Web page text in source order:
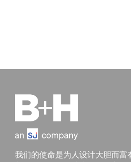
我们的使命是为人设计大胆而富